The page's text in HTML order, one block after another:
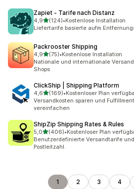
Zapiet ‑ Tarife nach Distanz
4,9von 5 Sternen
(124)
124 Rezensionen insgesamt
•Kostenlose Installation
Liefertarife basierte aufm
Packrooster Shipping
4,9von 5 Sternen
(75)
75 Rezensionen insgesamt
•Kostenlose Installation
Nationale und internationale
Shops
ClickShip | Shipping Platform
4,6von 5 Sternen
(169)
169 Rezensionen insgesamt
•Kostenloser Plan
Versandkosten sparen und
vereinfachen
ShipZip Shipping Rates & Rules
5,0von 5 Sternen
(406)
406 Rezensionen insgesamt
•Kostenloser Plan
Benutzerdefinierte Versandtarife
Postleitzahl.
1 2 3 4